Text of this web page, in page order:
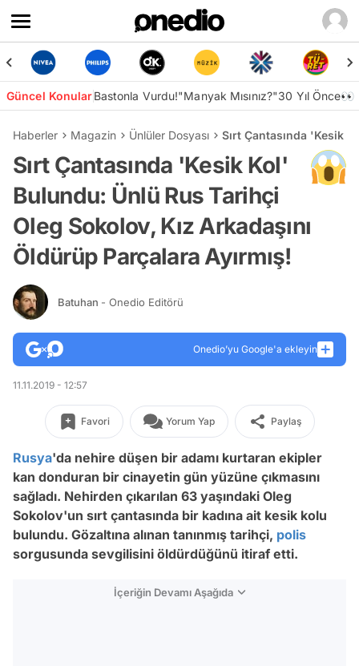
Güncel KonularBastonla Vurdu!"Manyak Mısınız?"30 Yıl Önce👀
Haberler Magazin Ünlüler Dosyası Sırt Çantasında 'Kesik
Sırt Çantasında 'Kesik Kol'
Bulundu: Ünlü Rus Tarihçi
Oleg Sokolov, Kız Arkadaşını
Öldürüp Parçalara Ayırmış!
Batuhan - Onedio Editörü
Onedio’yu Google'a ekleyin
11.11.2019 - 12:57
Favori Yorum Yap Paylaş
Rusya'da nehire düşen bir adamı kurtaran ekipler
kan donduran bir cinayetin gün yüzüne çıkmasını
sağladı. Nehirden çıkarılan 63 yaşındaki Oleg
Sokolov'un sırt çantasında bir kadına ait kesik kolu
bulundu. Gözaltına alınan tanınmış tarihçi, polis
sorgusunda sevgilisini öldürdüğünü itiraf etti.
İçeriğin Devamı Aşağıda